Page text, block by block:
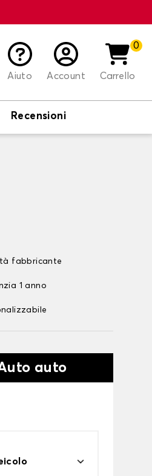
Aiuto
Account
0
Carrello
Recensioni
fabbricante
1 anno
auto